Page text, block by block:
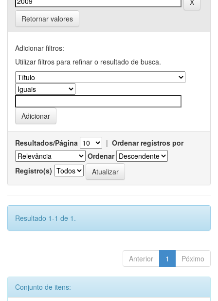
Retornar valores
Adicionar filtros:
Utilizar filtros para refinar o resultado de busca.
Resultados/Página | Ordenar registros por
Ordenar
Registro(s)
Resultado 1-1 de 1.
Anterior 1 Póximo
Conjunto de itens: